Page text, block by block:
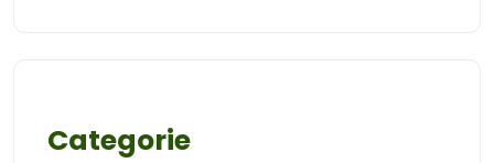
Categorie